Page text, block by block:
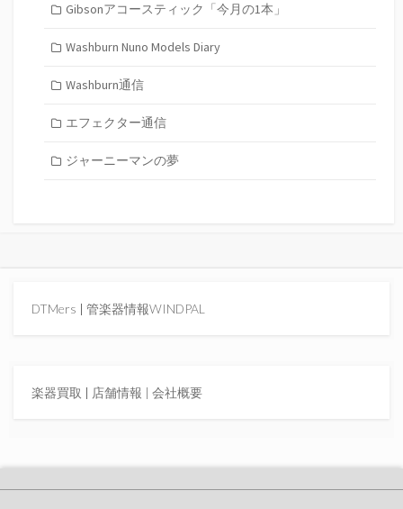
Gibsonアコースティック「今月の1本」
Washburn Nuno Models Diary
Washburn通信
エフェクター通信
ジャーニーマンの夢
DTMers | 管楽器情報WINDPAL
楽器買取 | 店舗情報 | 会社概要